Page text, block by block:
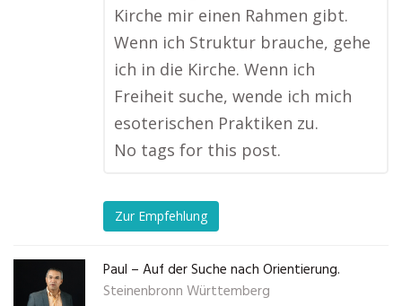
Kirche mir einen Rahmen gibt.
Wenn ich Struktur brauche, gehe
ich in die Kirche. Wenn ich
Freiheit suche, wende ich mich
esoterischen Praktiken zu.
No tags for this post.
Zur Empfehlung
Paul – Auf der Suche nach Orientierung.
Steinenbronn Württemberg